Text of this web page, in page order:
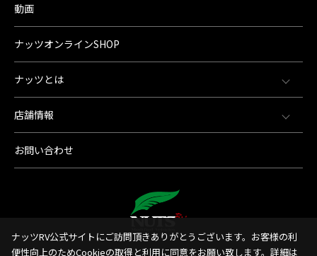
動画
ナッツオンラインSHOP
ナッツとは
店舗情報
お問い合わせ
ナッツRV公式サイトにご訪問頂きありがとうございます。お客様の利
便性向上のためCookieの取得と利用に同意をお願い致します。詳細は